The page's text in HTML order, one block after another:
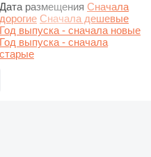
Дата размещения Сначала
дорогие Сначала дешевые
Год выпуска - сначала новые
Год выпуска - сначала
старые